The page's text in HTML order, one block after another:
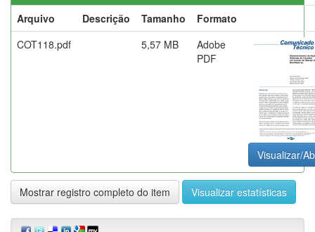
Arquivo
Descrição Tamanho
Formato
COT118.pdf
5,57 MB
Adobe
PDF
Visualizar/
Mostrar registro completo do item Visualizar estatísticas